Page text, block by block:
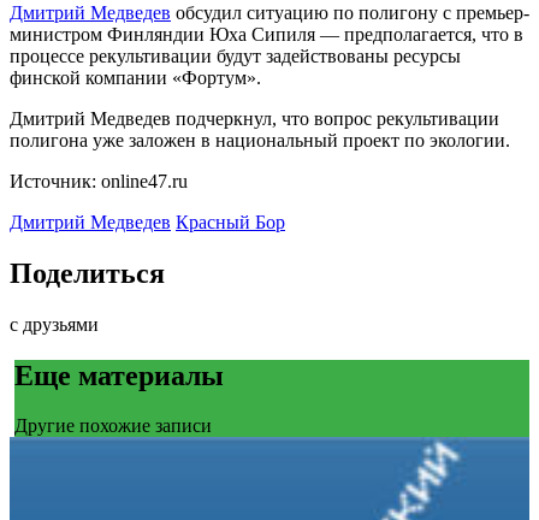
Дмитрий Медведев обсудил ситуацию по полигону с премьер-
министром Финляндии Юха Сипиля — предполагается, что в
процессе рекультивации будут задействованы ресурсы
финской компании «Фортум».
Дмитрий Медведев подчеркнул, что вопрос рекультивации
полигона уже заложен в национальный проект по экологии.
Источник: online47.ru
Дмитрий Медведев Красный Бор
Поделиться
с друзьями
Еще материалы
Другие похожие записи